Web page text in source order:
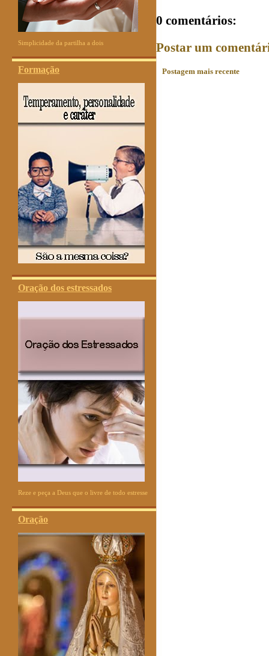
Simplicidade da partilha a dois
Formação
Oração dos estressados
Reze e peça a Deus que o livre de todo estresse
Oração
0 comentários:
Postar um
Postagem mais recente